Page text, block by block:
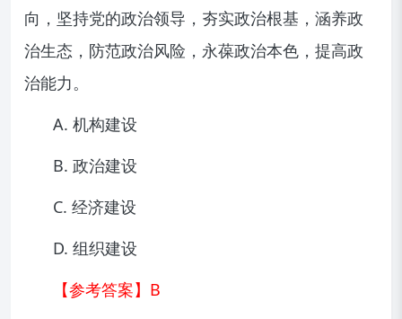
向，坚持党的政治领导，夯实政治根基，涵养政
治生态，防范政治风险，永葆政治本色，提高政
治能力。
A. 机构建设
B. 政治建设
C. 经济建设
D. 组织建设
【参考答案】B